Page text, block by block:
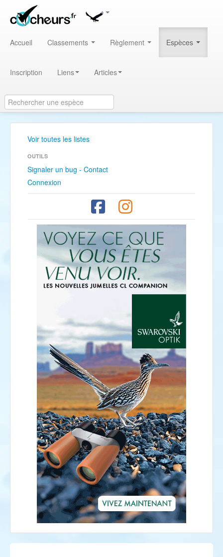
Accueil Classements Règlement Espèces
Inscription Liens Articles
Voir toutes les listes
OUTILS
Signaler un bug - Contact
Connexion